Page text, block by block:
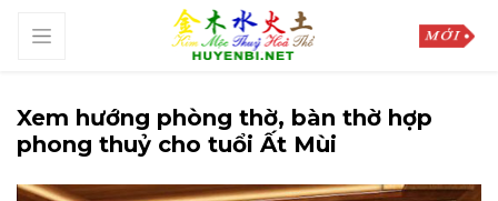
Xem hướng phòng thờ, bàn thờ hợp
phong thuỷ cho tuổi Ất Mùi